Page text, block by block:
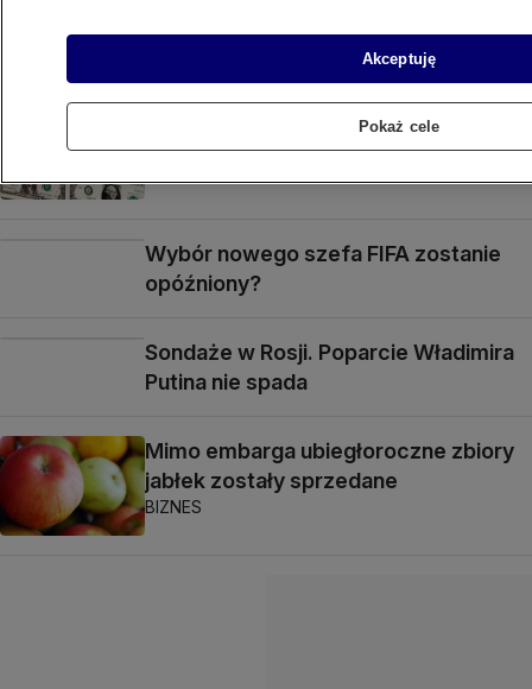
Fed podniesie stopy procentowe?
Wybór nowego szefa FIFA zostanie
opóźniony?
Sondaże w Rosji. Poparcie Władimira
Putina nie spada
Mimo embarga ubiegłoroczne zbiory
jabłek zostały sprzedane
BIZNES
Akceptuję
Pokaż cele